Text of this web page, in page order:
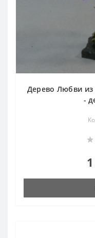
Дерево Любви из
-